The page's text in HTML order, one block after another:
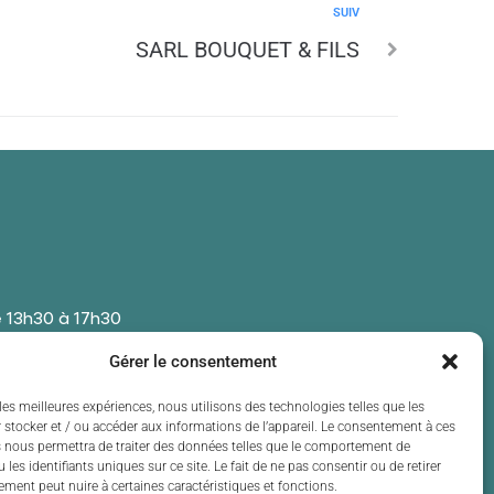
Gérer le consentement
meilleures expériences, nous utilisons des technologies telles que les
et / ou accéder aux informations de l’appareil. Le consentement à ces
permettra de traiter des données telles que le comportement de
les identifiants uniques sur ce site. Le fait de ne pas consentir ou de retirer
peut nuire à certaines caractéristiques et fonctions.
SUIV
SARL BOUQUET & FILS
à 17h30
à 17h30
13h30 à 17h30
à 17h30
de 13h30 à 17h30